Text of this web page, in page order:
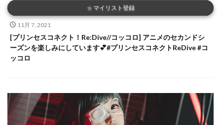
★ マイリスト登録
11月 7, 2021
[プリンセスコネクト！Re:Dive//コッコロ] アニメのセカンドシ
ーズンを楽しみにしています💕#プリンセスコネクトReDive #コ
ッコロ